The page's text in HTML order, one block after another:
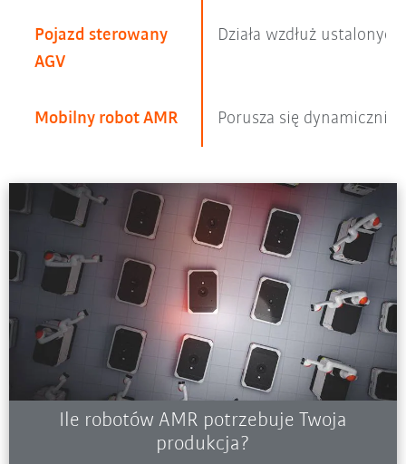
Pojazd sterowany
AGV
Mobilny robot AMR
Działa wzdłuż
Porusza się
Ile robotów AMR potrzebuje Twoja
produkcja?